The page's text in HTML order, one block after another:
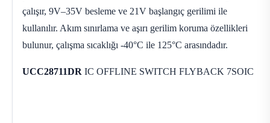
çalışır, 9V–35V besleme ve 21V başlangıç gerilimi ile
kullanılır. Akım sınırlama ve aşırı gerilim koruma özellikleri
bulunur, çalışma sıcaklığı -40°C ile 125°C arasındadır.
UCC28711DR IC OFFLINE SWITCH FLYBACK 7SOIC